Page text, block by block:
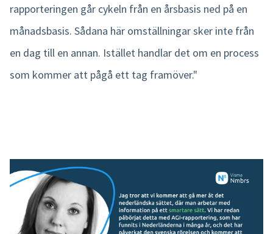
rapporteringen går cykeln från en årsbasis ned på en
månadsbasis. Sådana här omställningar sker inte från
en dag till en annan. Istället handlar det om en process
som kommer att pågå ett tag framöver."